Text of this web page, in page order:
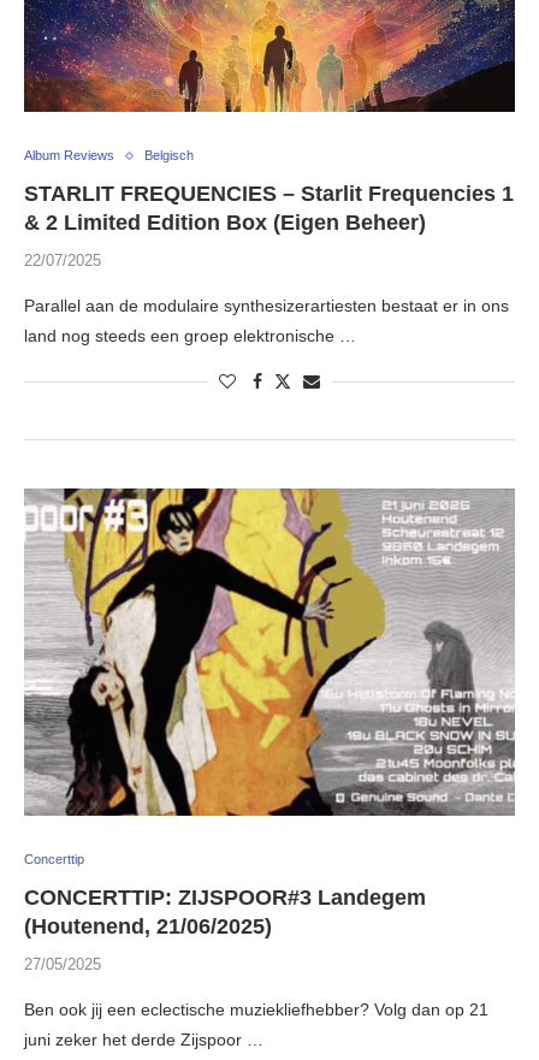
Album Reviews Belgisch
STARLIT FREQUENCIES – Starlit Frequencies 1
& 2 Limited Edition Box (Eigen Beheer)
22/07/2025
Parallel aan de modulaire synthesizerartiesten bestaat er in ons
land nog steeds een groep elektronische …
Concerttip
CONCERTTIP: ZIJSPOOR#3 Landegem
(Houtenend, 21/06/2025)
27/05/2025
Ben ook jij een eclectische muziekliefhebber? Volg dan op 21
juni zeker het derde Zijspoor …